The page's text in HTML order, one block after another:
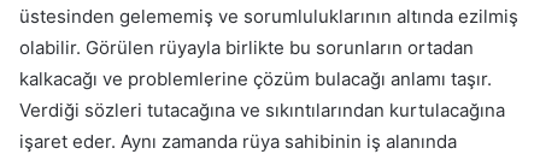
üstesinden gelememiş ve sorumluluklarının altında ezilmiş
olabilir. Görülen rüyayla birlikte bu sorunların ortadan
kalkacağı ve problemlerine çözüm bulacağı anlamı taşır.
Verdiği sözleri tutacağına ve sıkıntılarından kurtulacağına
işaret eder. Aynı zamanda rüya sahibinin iş alanında